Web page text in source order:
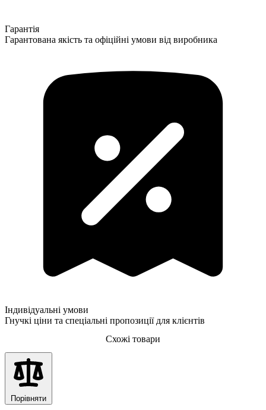
Гарантія
Гарантована якість та офіційні умови від виробника
Індивідуальні умови
Гнучкі ціни та спеціальні пропозиції для клієнтів
Схожі товари
Порівняти